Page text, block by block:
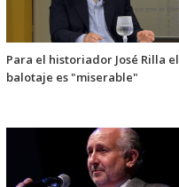
Para el historiador José Rilla el
balotaje es "miserable"